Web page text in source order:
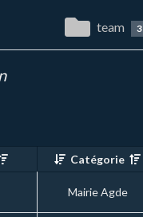
team 3
Catégorie
Mairie Agde